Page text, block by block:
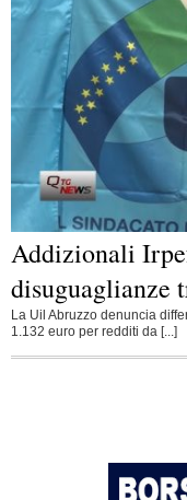
Addizionali
disuguaglianze
La Uil Abruzzo denuncia
1.132 euro per redditi da [...]